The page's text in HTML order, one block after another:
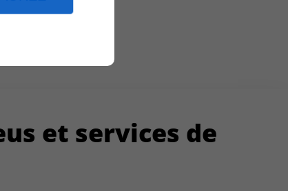
et services de